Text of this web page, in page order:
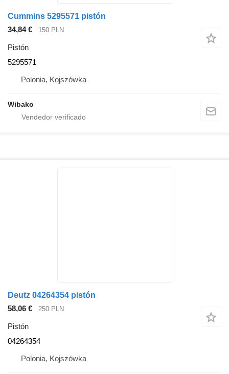
Cummins 5295571 pistón
34,84 €
150 PLN
Pistón
5295571
Polonia, Kojszówka
Wibako
Deutz 04264354 pistón
58,06 €
250 PLN
Pistón
04264354
Polonia, Kojszówka